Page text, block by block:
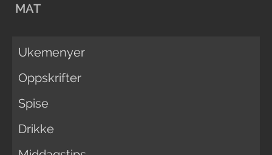
MAT
Ukemenyer
Oppskrifter
Spise
Drikke